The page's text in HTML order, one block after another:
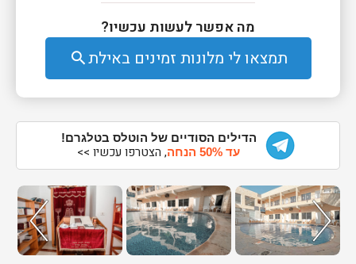
מה אפשר לעשות עכשיו?
תמצאו לי מלונות זמינים באילתsearch
הדילים הסודיים של הוטלס בטלגרם!
עד 50% הנחה
, הצטרפו עכשיו >>